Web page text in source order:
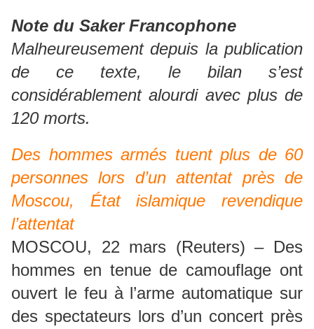
Note du Saker Francophone
Malheureusement depuis la publication
de ce texte, le bilan s’est
considérablement alourdi avec plus de
120 morts.
Des hommes armés tuent plus de 60
personnes lors d’un attentat près de
Moscou, État islamique revendique
l’attentat
MOSCOU, 22 mars (Reuters) – Des
hommes en tenue de camouflage ont
ouvert le feu à l’arme automatique sur
des spectateurs lors d’un concert près